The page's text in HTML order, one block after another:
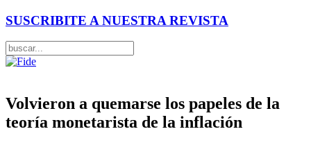
SUSCRIBITE A NUESTRA REVISTA
Volvieron a quemarse los papeles de la
teoría monetarista de la inflación